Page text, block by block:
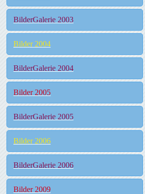
BilderGalerie 2003
Bilder 2004
BilderGalerie 2004
Bilder 2005
BilderGalerie 2005
Bilder 2006
BilderGalerie 2006
Bilder 2009